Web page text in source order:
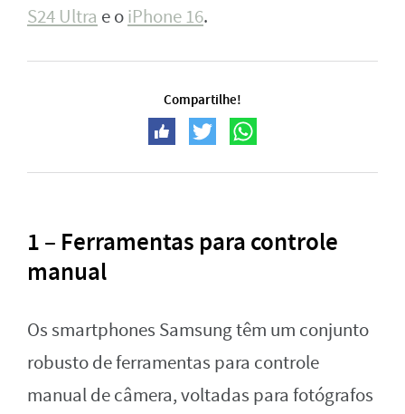
S24 Ultra e oiPhone 16.
Compartilhe!
1 – Ferramentas para controle
manual
Os smartphones Samsung têm um conjunto
robusto de ferramentas para controle
manual de câmera, voltadas para fotógrafos